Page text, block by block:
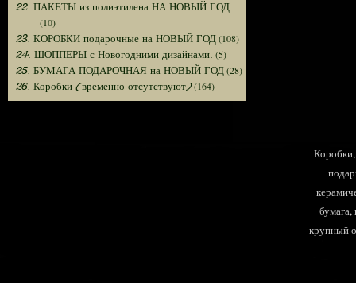
22. ПАКЕТЫ из полиэтилена НА НОВЫЙ ГОД
(10)
23. КОРОБКИ подарочные на НОВЫЙ ГОД(108)
24. ШОППЕРЫ с Новогодними дизайнами. (5)
25. БУМАГА ПОДАРОЧНАЯ на НОВЫЙ ГОД(28)
26. Коробки (временно отсутствуют)(164)
крупный